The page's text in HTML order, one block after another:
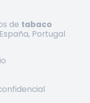
de tabaco
Portugal